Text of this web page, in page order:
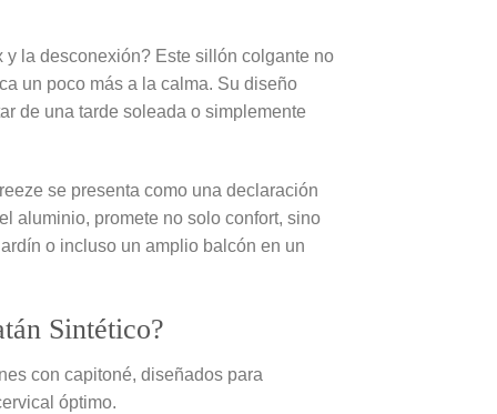
la desconexión? Este sillón colgante no
un poco más a la calma. Su diseño
de una tarde soleada o simplemente
se presenta como una declaración
aluminio, promete no solo confort, sino
o incluso un amplio balcón en un
Sintético?
con capitoné, diseñados para
óptimo.